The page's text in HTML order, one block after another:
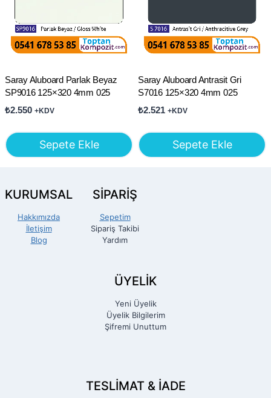
Saray Aluboard Parlak Beyaz
SP9016 125×320 4mm 025
₺2.550 +KDV
Sepete Ekle
Saray Aluboard Antrasit Gri
S7016 125×320 4mm 025
₺2.521 +KDV
Sepete Ekle
KURUMSAL
Hakkımızda
İletişim
Blog
SİPARİŞ
Sepetim
Sipariş Takibi
Yardım
ÜYELİK
Yeni Üyelik
Üyelik Bilgilerim
Şifremi Unuttum
TESLIMAT & İADE